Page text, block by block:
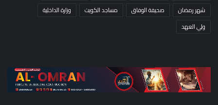
شهر رمضان
صحيفة الوفاق مساجد الكويت
وزارة الداخلية
ولي العهد